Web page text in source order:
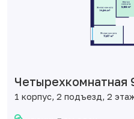
Четырехкомнатная
1 корпус, 2 подъезд, 2